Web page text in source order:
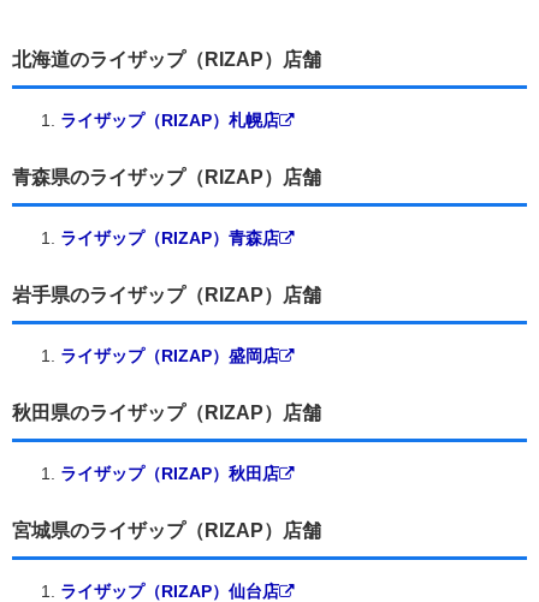
北海道のライザップ（RIZAP）店舗
ライザップ（RIZAP）札幌店
青森県のライザップ（RIZAP）店舗
ライザップ（RIZAP）青森店
岩手県のライザップ（RIZAP）店舗
ライザップ（RIZAP）盛岡店
秋田県のライザップ（RIZAP）店舗
ライザップ（RIZAP）秋田店
宮城県のライザップ（RIZAP）店舗
ライザップ（RIZAP）仙台店